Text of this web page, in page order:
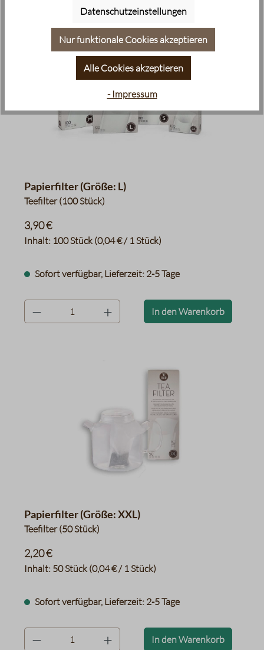
Papierfilter (Größe: L)
Teefilter (100 Stück)
Inhalt: 100 Stück(0,04 € / 1 Stück)
3,90 €
Sofort verfügbar, Lieferzeit: 2-5 Tage
product.quantityLabel In den Warenkorb
Papierfilter (Größe: XXL)
Teefilter (50 Stück)
Inhalt: 50 Stück(0,04 € / 1 Stück)
2,20 €
Sofort verfügbar, Lieferzeit: 2-5 Tage
product.quantityLabel In den Warenkorb
Datenschutzeinstellungen
Nur funktionale Cookies akzeptieren
Alle Cookies akzeptieren
- Impressum